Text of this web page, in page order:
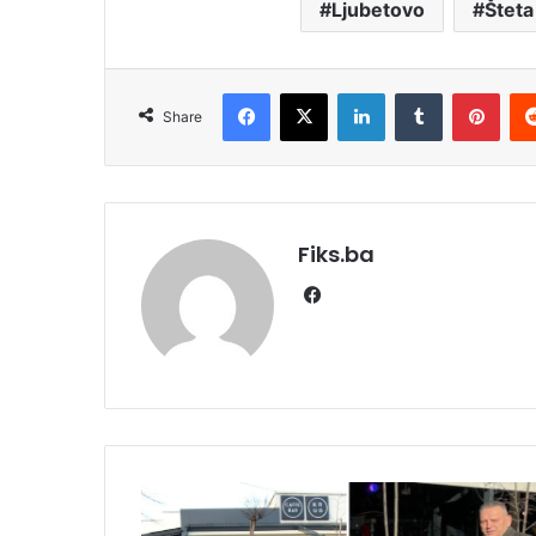
Ljubetovo Šteta
Share
Facebook
X LinkedInTumblr
Fiks.ba
BAHATI
GAZDA!